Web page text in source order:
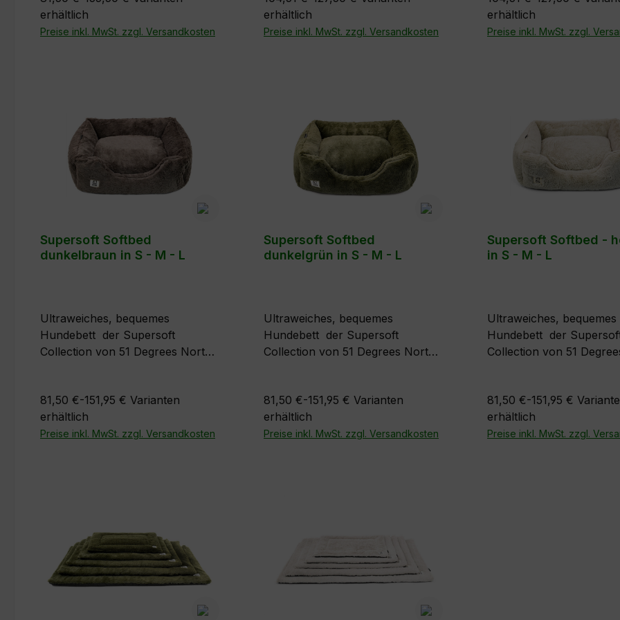
Außenbereich, leicht zu reinigen
und leichtes Material. Farben:
erhältlich
Preise inkl. MwSt. zzgl. Versandkosten
erhältlich in hellgrau und
dunkelgrün Größen: M = 100x 70
erhältlich
Preise inkl. MwSt. zzgl. Versandkosten
erhältlich in hellgrau und
dunkelbraun Größen: L
erhältlich
Preise inkl. MwSt. zzgl.
Supersoft Softbed
dunkelbraun in S - M - L
Ultraweiches, bequemes
Hundebett der Supersoft
Collection von 51 Degrees North
Dunkelbraun , Dunkelgün und
HellgrauGrößen S = 50 x 40 x
20 cmM = 70 x 50 x 25 cm L =
81,50 €-151,95 € Varianten
erhältlich
Preise inkl. MwSt. zzgl. Versandkosten
Supersoft Softbed
dunkelgrün in S - M - L
Ultraweiches, bequemes
Hundebett der Supersoft
Collection von 51 Degrees North
Dunkelgün , Dunkelbraun und
HellgrauGrößen S = 50 x 40 x
20 cmM = 70 x 50 x 25 cm L =
81,50 €-151,95 € Varianten
erhältlich
Preise inkl. MwSt. zzgl. Versandkosten
Supersoft Softbed -
in S - M - L
Ultraweiches, bequemes
Hundebett der Supersoft
Collection von 51
Hellgrauauch erhältlich
dunkelbraun und
dunkelgünGrößen:S =
81,50 €-151,95 €
erhältlich
Preise inkl. MwSt. zzgl.